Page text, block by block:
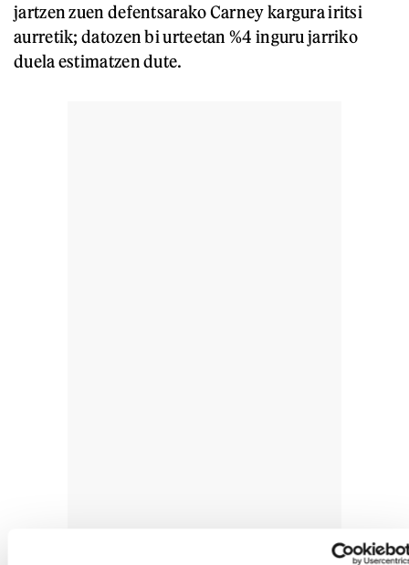
jartzen zuen defentsarako Carney kargura iritsi
aurretik; datozen bi urteetan %4 inguru jarriko
duela estimatzen dute.